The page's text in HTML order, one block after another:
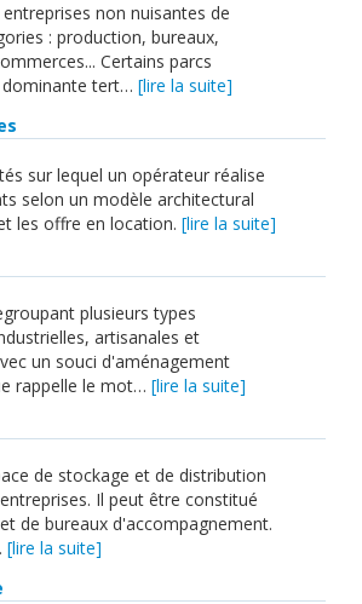
non nuisantes de
: production, bureaux,
Certains parcs
tert… [lire la suite]
sur lequel un opérateur réalise
selon un modèle architectural
les offre en location. [lire la suite]
plusieurs types
artisanales et
un souci d'aménagement
rappelle le mot… [lire la suite]
de stockage et de distribution
Il peut être constitué
de bureaux d'accompagnement.
[lire la suite]